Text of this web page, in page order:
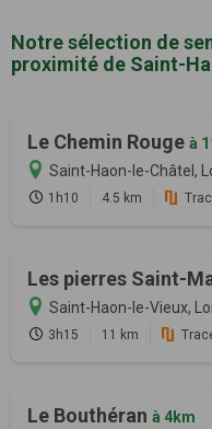
Notre sélection de
proximité de Saint-
Le Chemin Rouge à
Saint-Haon-le-Châtel,
1h10 4.5 km
Les pierres Saint-
Saint-Haon-le-Vieux,
3h15 11 km
Le Bouthéran à 4km